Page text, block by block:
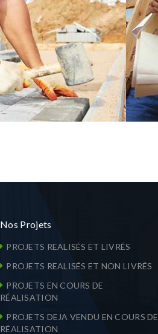
Nos Projets
PROJETS REALISÉS ET LIVRÉS
PROJETS REALISÉS ET NON LIVRÉS
PROJETS EN COURS DE
RÉALISATION
PROJETS DEJA VENDU EN COURS DE
RÉALISATION